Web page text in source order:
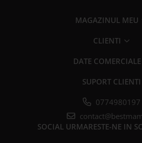
MAGAZINUL MEU
CLIENTI
DATE COMERCIALE
SUPORT CLIENTI
0774980197
SOCIAL URMARESTE-NE IN